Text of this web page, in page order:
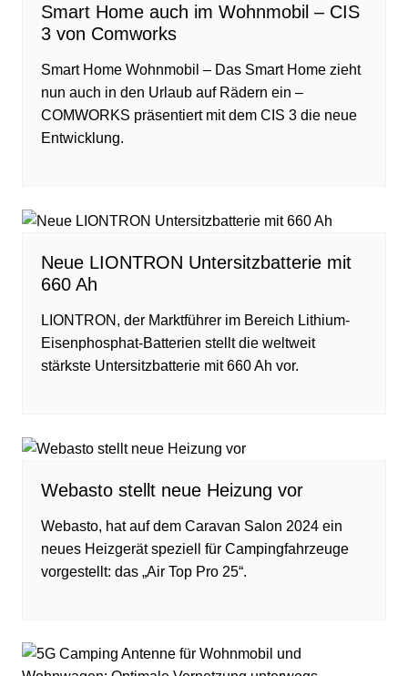
Smart Home auch im Wohnmobil – CIS
3 von Comworks
Smart Home Wohnmobil – Das Smart Home zieht
nun auch in den Urlaub auf Rädern ein –
COMWORKS präsentiert mit dem CIS 3 die neue
Entwicklung.
Neue LIONTRON Untersitzbatterie mit
660 Ah
LIONTRON, der Marktführer im Bereich Lithium-
Eisenphosphat-Batterien stellt die weltweit
stärkste Untersitzbatterie mit 660 Ah vor.
Webasto stellt neue Heizung vor
Webasto, hat auf dem Caravan Salon 2024 ein
neues Heizgerät speziell für Campingfahrzeuge
vorgestellt: das „Air Top Pro 25“.